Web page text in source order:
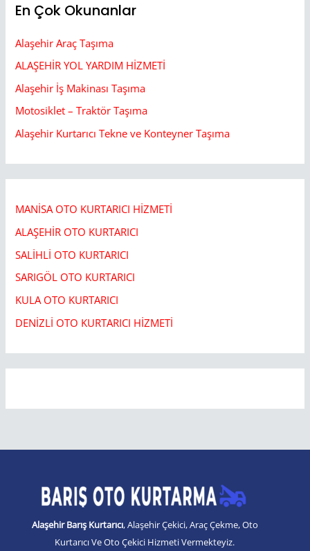
En Çok Okunanlar
Alaşehir Araç Taşıma
ALAŞEHİR YOL YARDIM HİZMETİ
Alaşehir İş Makinası Taşıma
Motosiklet – Traktör Taşıma
Alaşehir Kurtarıcı Tekne ve Konteyner Taşıma
MANİSA OTO KURTARICI HİZMETİ
ALAŞEHİR OTO KURTARICI​
SALİHLİ OTO KURTARICI​
SARIGÖL OTO KURTARICI​
KULA OTO KURTARICI​
DENİZLİ OTO KURTARICI HİZMETİ
Alaşehir Barış Kurtarıcı, Alaşehir Çekici, Araç Çekme, Oto
Kurtarıcı Ve Oto Çekici Hizmeti Vermekteyiz.